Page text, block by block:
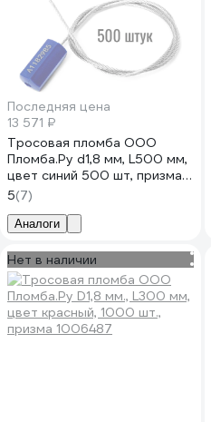
Последняя цена
13 571 ₽
Тросовая пломба ООО
Пломба.Ру d1,8 мм, L500 мм,
цвет синий 500 шт, призма
1006215
5(7)
Аналоги
Нет в наличии